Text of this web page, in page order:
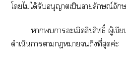
โไม่ได้รับอนุญาตเป็นาลักษณ์อักษ
าาละเมิดลิขสิทธิ์ ผู้เขี
ดำเนินาาาถึงที่สุดค่ะ